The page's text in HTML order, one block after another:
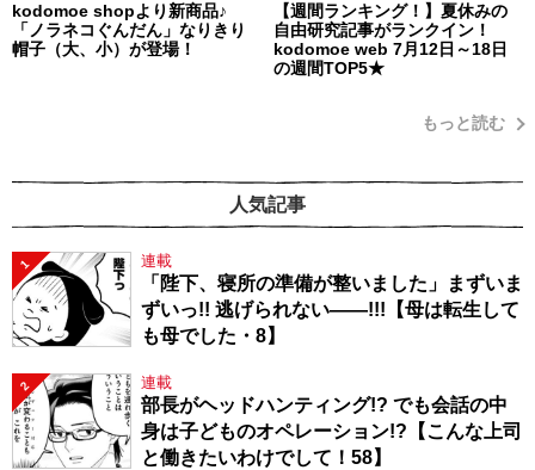
kodomoe shopより新商品♪
「ノラネコぐんだん」なりきり
帽子（大、小）が登場！
【週間ランキング！】夏休みの
自由研究記事がランクイン！
kodomoe web 7月12日～18日
の週間TOP5★
もっと読む
人気記事
1 連載
「陛下、寝所の準備が整いました」まずいま
ずいっ!! 逃げられない――!!!【母は転生して
も母でした・8】
2 連載
部長がヘッドハンティング!? でも会話の中
身は子どものオペレーション!?【こんな上司
と働きたいわけでして！58】